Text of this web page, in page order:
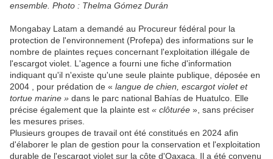
ensemble. Photo : Thelma Gómez Durán
Mongabay Latam a demandé au Procureur fédéral pour la
protection de l'environnement (Profepa) des informations sur le
nombre de plaintes reçues concernant l'exploitation illégale de
l'escargot violet. L'agence a fourni une fiche d'information
indiquant qu'il n'existe qu'une seule plainte publique, déposée en
2004 , pour prédation de « langue de chien, escargot violet et
tortue marine » dans le parc national Bahías de Huatulco. Elle
précise également que la plainte est « clôturée », sans préciser
les mesures prises.
Plusieurs groupes de travail ont été constitués en 2024 afin
d'élaborer le plan de gestion pour la conservation et l'exploitation
durable de l'escargot violet sur la côte d'Oaxaca. Il a été convenu